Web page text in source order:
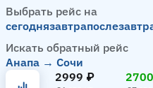
Выбрать рейс на
сегоднязавтра
Искать обратный рейс
Анапа → Сочи
2999 ₽